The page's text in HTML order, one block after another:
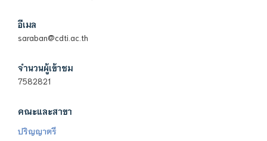
อีเมล
saraban@cdti.ac.th
จำนวนผู้เข้าชม
7582821
คณะและสาขา
ปริญญาตรี